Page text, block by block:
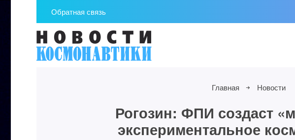
Обратная связь
Главная Новости
Рогозин: ФПИ создаст
экспериментальное